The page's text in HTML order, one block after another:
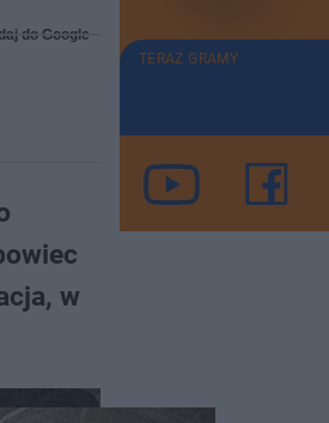
do Google
w
TERAZ GRAMY